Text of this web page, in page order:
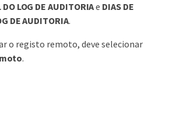
LOG DE AUDITORIAe DIAS DE
DE AUDITORIA.
o registo remoto, deve selecionar
.